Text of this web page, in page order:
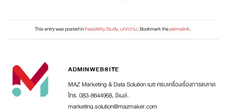
This entry was posted inFeasibility Study,บทความ. Bookmark thepermalink.
ADMINWEBSITE
MAZ Marketing & Data Solution เมซ ครบเครื่องเรื่องการตลาด
โทร. 083-8644968, อีเมล์.
marketing.solution@mazmaker.com